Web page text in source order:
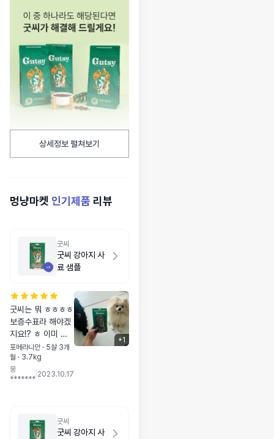
상세정보 펼쳐보기
멍냥마켓 인기제품 리뷰
굿씨
굿씨 강아지 사
료 샘플
굿씨는 뭐 ㅎㅎㅎㅎ
보증수표라 해야겠
지요!? ㅎ 이미 먹
고있지만 샘플을 안
받아서 하나 같이구
매했어요🥰🥰
포메라니안 · 5살 3개
월 · 3.7kg
뭉
*******
2023.10.17
+1
굿씨
굿씨 강아지 사